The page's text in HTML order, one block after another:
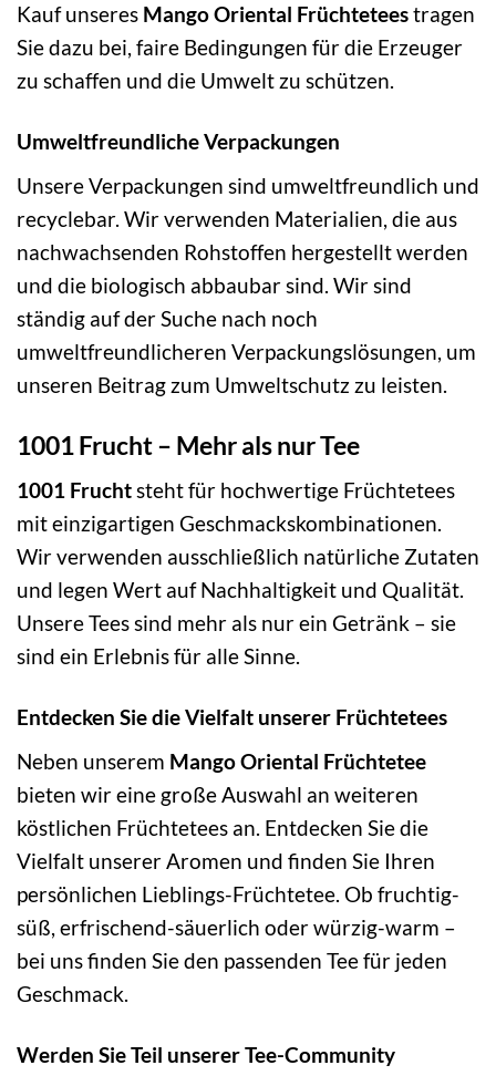
Kauf unseres Mango Oriental Früchteteestragen
Sie dazu bei, faire Bedingungen für die Erzeuger
zu schaffen und die Umwelt zu schützen.
Umweltfreundliche Verpackungen
Unsere Verpackungen sind umweltfreundlich und
recyclebar. Wir verwenden Materialien, die aus
nachwachsenden Rohstoffen hergestellt werden
und die biologisch abbaubar sind. Wir sind
ständig auf der Suche nach noch
umweltfreundlicheren Verpackungslösungen, um
unseren Beitrag zum Umweltschutz zu leisten.
1001 Frucht – Mehr als nur Tee
1001 Fruchtsteht für hochwertige Früchtetees
mit einzigartigen Geschmackskombinationen.
Wir verwenden ausschließlich natürliche Zutaten
und legen Wert auf Nachhaltigkeit und Qualität.
Unsere Tees sind mehr als nur ein Getränk – sie
sind ein Erlebnis für alle Sinne.
Entdecken Sie die Vielfalt unserer Früchtetees
Neben unserem Mango Oriental Früchtetee
bieten wir eine große Auswahl an weiteren
köstlichen Früchtetees an. Entdecken Sie die
Vielfalt unserer Aromen und finden Sie Ihren
persönlichen Lieblings-Früchtetee. Ob fruchtig-
süß, erfrischend-säuerlich oder würzig-warm –
bei uns finden Sie den passenden Tee für jeden
Geschmack.
Werden Sie Teil unserer Tee-Community